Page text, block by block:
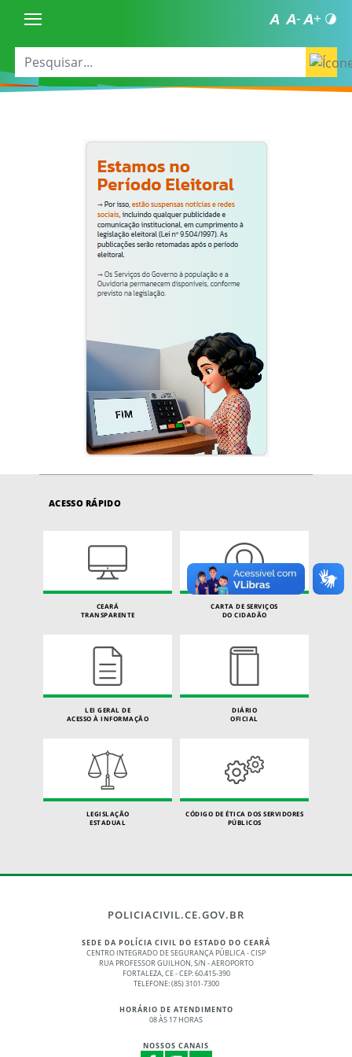
ACESSO RÁPIDO
CEARÁ
TRANSPARENTE
CARTA DE SERVIÇOS
DO CIDADÃO
LEI GERAL DE
ACESSO À INFORMAÇÃO
DIÁRIO
OFICIAL
LEGISLAÇÃO
ESTADUAL
CÓDIGO DE ÉTICA DOS SERVIDORES
PÚBLICOS
POLICIACIVIL.CE.GOV.BR
SEDE DA POLÍCIA CIVIL DO ESTADO DO CEARÁ
CENTRO INTEGRADO DE SEGURANÇA PÚBLICA - CISP
RUA PROFESSOR GUILHON, S/N - AEROPORTO
FORTALEZA, CE - CEP: 60.415-390
TELEFONE: (85) 3101-7300
HORÁRIO DE ATENDIMENTO
08 ÀS 17 HORAS
NOSSOS CANAIS